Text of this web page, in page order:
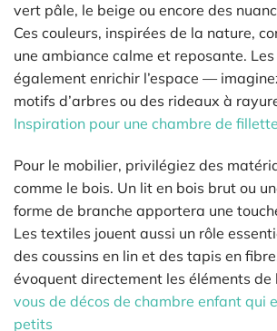
vert pâle, le beige ou encore des
Ces couleurs, inspirées de la nature,
une ambiance calme et reposante.
également enrichir l’espace —
motifs d’arbres ou des rideaux à
Inspiration pour une chambre de
Pour le mobilier, privilégiez des
comme le bois. Un lit en bois brut ou
forme de branche apportera une
Les textiles jouent aussi un rôle
des coussins en lin et des tapis en
évoquent directement les éléments de
vous de décos de chambre enfant qui
petits